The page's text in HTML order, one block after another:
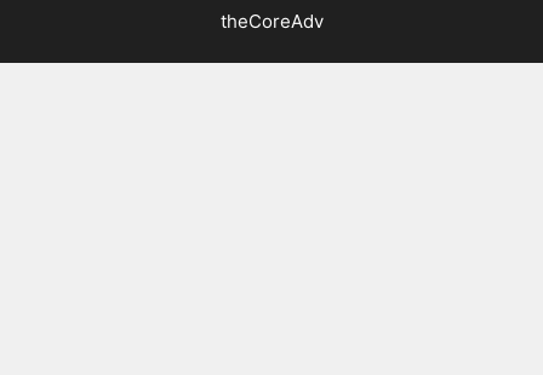
theCoreAdv